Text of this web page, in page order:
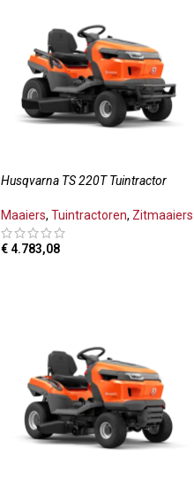
Husqvarna TS 220T Tuintractor
Maaiers, Tuintractoren, Zitmaaiers
€ 4.783,08